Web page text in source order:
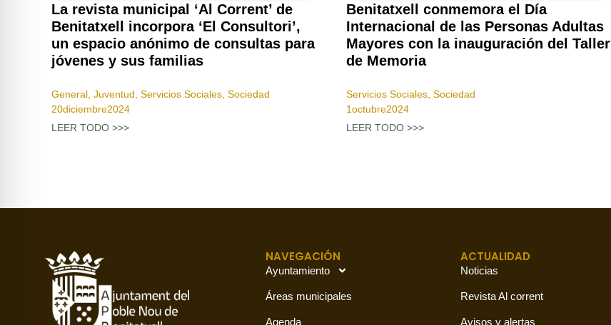
La revista municipal ‘Al Corrent’ de
Benitatxell incorpora ‘El Consultori’,
un espacio anónimo de consultas para
jóvenes y sus familias
General Juventud Servicios Sociales Sociedad
20diciembre2024
LEER TODO >>>
Benitatxell conmemora el Día
Internacional de las Personas Adultas
Mayores con la inauguración del Taller
de Memoria
Servicios Sociales ,Sociedad
1octubre2024
LEER TODO >>>
NAVEGACIÓN
Ayuntamiento
Áreas municipales
Agenda
ACTUALIDAD
Noticias
Revista Al corrent
Avisos y alertas